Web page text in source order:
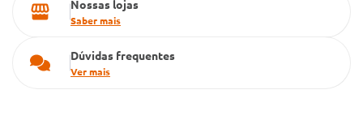
Nossas lojas
Saber mais
Dúvidas frequentes
Ver mais